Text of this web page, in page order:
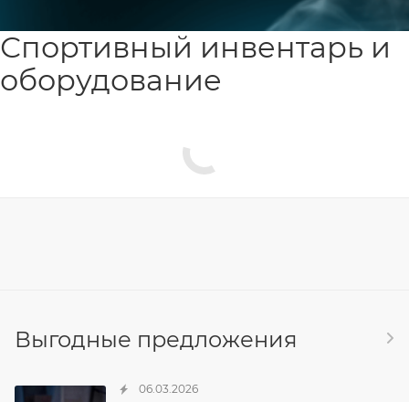
Спортивный инвентарь и
оборудование
Выгодные предложения
06.03.2026